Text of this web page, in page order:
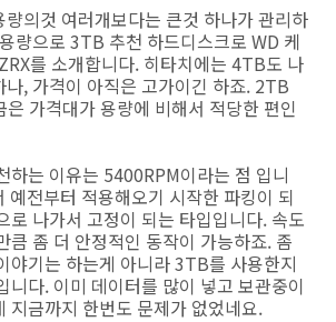
의것 여러개보다는 큰것 하나가 관리하
량으로 3TB 추천 하드디스크로 WD 케
를 소개합니다. 히타치에는 4TB도 나
, 가격이 아직은 고가이긴 하죠. 2TB
가격대가 용량에 비해서 적당한 편인
하는 이유는 5400RPM이라는 점 입니
예전부터 적용해오기 시작한 파킹이 되
로 나가서 고정이 되는 타입입니다. 속도
큼 좀 더 안정적인 동작이 가능하죠. 좀
야기는 하는게 아니라 3TB를 사용한지
니다. 이미 데이터를 많이 넣고 보관중이
지금까지 한번도 문제가 없었네요.